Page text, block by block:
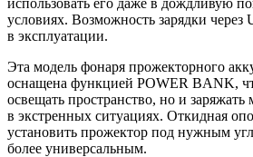
условиях. Возможность зарядки через
в эксплуатации.
Эта модель фонаря прожекторного
оснащена функцией POWER BANK,
освещать пространство, но и заряжать
в экстренных ситуациях. Откидная
установить прожектор под нужным
более универсальным.